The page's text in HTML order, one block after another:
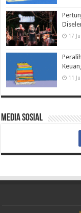
17
11
Media Sosial